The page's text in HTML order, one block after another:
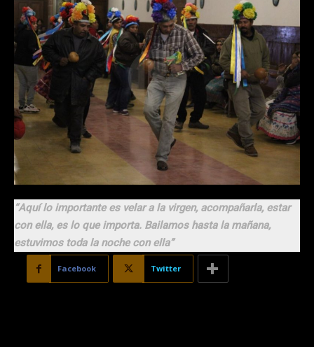
“Aquí lo importante es velar a la virgen, acompañarla, estar
con ella, es lo que importa. Bailamos hasta la mañana,
estuvimos toda la noche con ella”
Facebook Twitter